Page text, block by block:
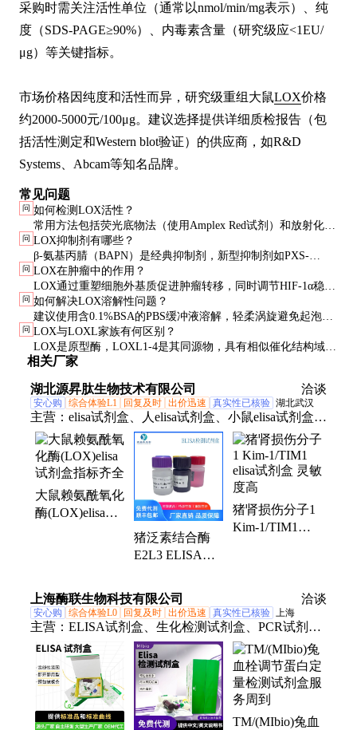
采购时需关注活性单位（通常以nmol/min/mg表示）、纯
度（SDS-PAGE≥90%）、内毒素含量（研究级应<1EU/
μg）等关键指标。
市场价格因纯度和活性而异，研究级重组大鼠LOX价格
约2000-5000元/100μg。建议选择提供详细质检报告（包
括活性测定和Western blot验证）的供应商，如R&D
Systems、Abcam等知名品牌。
常见问题
问 如何检测LOX活性？
常用方法包括荧光底物法（使用Amplex Red试剂）和放射化学
法（测量3H-赖氨酸释放的3H2O）。前者操作简便，后者灵敏
度高但需要特殊设备。
问 LOX抑制剂有哪些？
β-氨基丙腈（BAPN）是经典抑制剂，新型抑制剂如PXS-
5153A正处于临床试验阶段。抑制剂选择需考虑特异性和细胞
渗透性。
问 LOX在肿瘤中的作用？
LOX通过重塑细胞外基质促进肿瘤转移，同时调节HIF-1α稳定
性影响肿瘤微环境。但具体作用因肿瘤类型而异，需具体分
析。
问 如何解决LOX溶解性问题？
建议使用含0.1%BSA的PBS缓冲液溶解，轻柔涡旋避免起泡。
溶解后离心（12000g，5min）去除不溶物。
问 LOX与LOXL家族有何区别？
LOX是原型酶，LOXL1-4是其同源物，具有相似催化结构域但
表达谱和功能存在差异。研究时需根据目标选择特定成员。
相关厂家
湖北源昇肽生物技术有限公司 洽谈
安心购 综合体验L1 回复及时 出价迅速 真实性已核验 湖北武汉
主营： elisa试剂盒、人elisa试剂盒、小鼠elisa试剂盒、
大鼠elisa试剂盒、植物elisa试剂盒、鱼elisa试剂盒、猪
elisa试剂盒、牛elisa试剂盒、鸡elisa试剂盒、兔elisa试
剂盒、犬elisa试剂盒
大鼠赖氨酰氧化
酶(LOX)elisa试
猪泛素结合酶
E2L3 ELISA试
特异性强
猪肾损伤分子1
Kim-1/TIM1
上海酶联生物科技有限公司 洽谈
安心购 综合体验L0 回复及时 出价迅速 真实性已核验 上海
主营： ELISA试剂盒、生化检测试剂盒、PCR试剂
盒、大鼠ELISA试剂盒、小鼠ELISA试剂盒、兔
ELISA试剂盒、鸡ELISA试剂盒
TM/(MIbio)兔血